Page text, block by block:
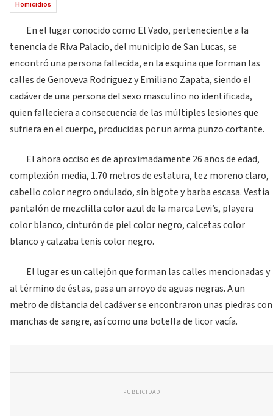
Homicidios
En el lugar conocido como El Vado, perteneciente a la
tenencia de Riva Palacio, del municipio de San Lucas, se
encontró una persona fallecida, en la esquina que forman las
calles de Genoveva Rodríguez y Emiliano Zapata, siendo el
cadáver de una persona del sexo masculino no identificada,
quien falleciera a consecuencia de las múltiples lesiones que
sufriera en el cuerpo, producidas por un arma punzo cortante.
El ahora occiso es de aproximadamente 26 años de edad,
complexión media, 1.70 metros de estatura, tez moreno claro,
cabello color negro ondulado, sin bigote y barba escasa. Vestía
pantalón de mezclilla color azul de la marca Levi’s, playera
color blanco, cinturón de piel color negro, calcetas color
blanco y calzaba tenis color negro.
El lugar es un callejón que forman las calles mencionadas y
al término de éstas, pasa un arroyo de aguas negras. A un
metro de distancia del cadáver se encontraron unas piedras con
manchas de sangre, así como una botella de licor vacía.
PUBLICIDAD